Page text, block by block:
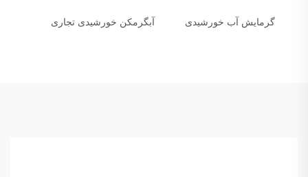
گرمایش آب خورشیدی آبگرمکن خورشیدی تجاری